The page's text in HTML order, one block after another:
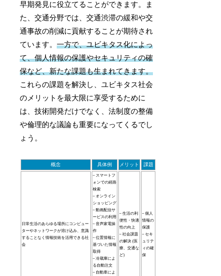
早期発見に役立てることができます。ま
た、交通分野では、交通渋滞の緩和や交
通事故の削減に貢献することが期待され
ています。一方で、ユビキタス化によっ
て、個人情報の保護やセキュリティの確
保など、新たな課題も生まれてきます。
これらの課題を解決し、ユビキタス社会
のメリットを最大限に享受するために
は、技術開発だけでなく、法制度の整備
や倫理的な議論も重要になってくるでし
ょう。
概念 具体例 メリット 課題
日常生活のあらゆる場所にコンピュー
ターやネットワークが溶け込み、意識
することなく情報技術を活用できる社
会
– スマートフ
ォンでの経路
検索
– オンライン
ショッピング
– 動画配信サ
ービスの利用
– 音声家電操
作
– 位置情報に
基づいた情報
取得
– 冷蔵庫によ
る自動注文
– 自動車によ
– 生活の利
便性・快適
性の向上
– 社会課題
の解決 (医
療、交通な
ど)
– 個人
情報の
保護
– セキ
ュリテ
ィの確
保